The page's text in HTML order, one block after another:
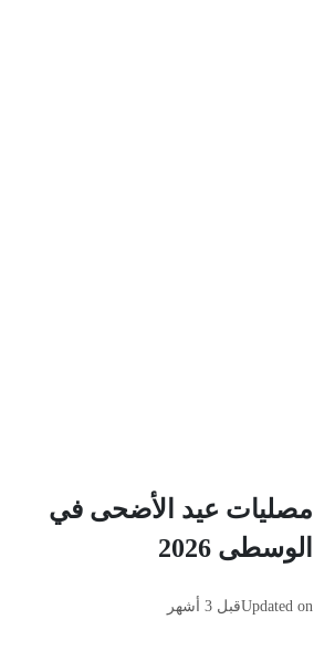
مصليات عيد الأضحى في
الوسطى 2026
Updated onقبل 3 أشهر